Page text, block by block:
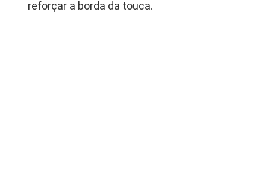
reforçar a borda da touca.